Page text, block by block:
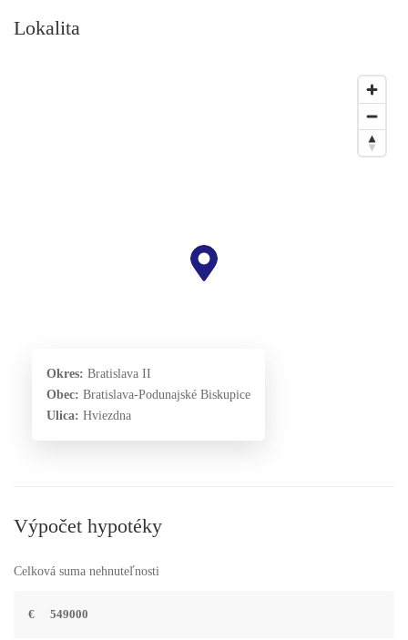
Lokalita
Okres: Bratislava II
Obec: Bratislava-Podunajské Biskupice
Ulica: Hviezdna
Výpočet hypotéky
Celková suma nehnuteľnosti
€